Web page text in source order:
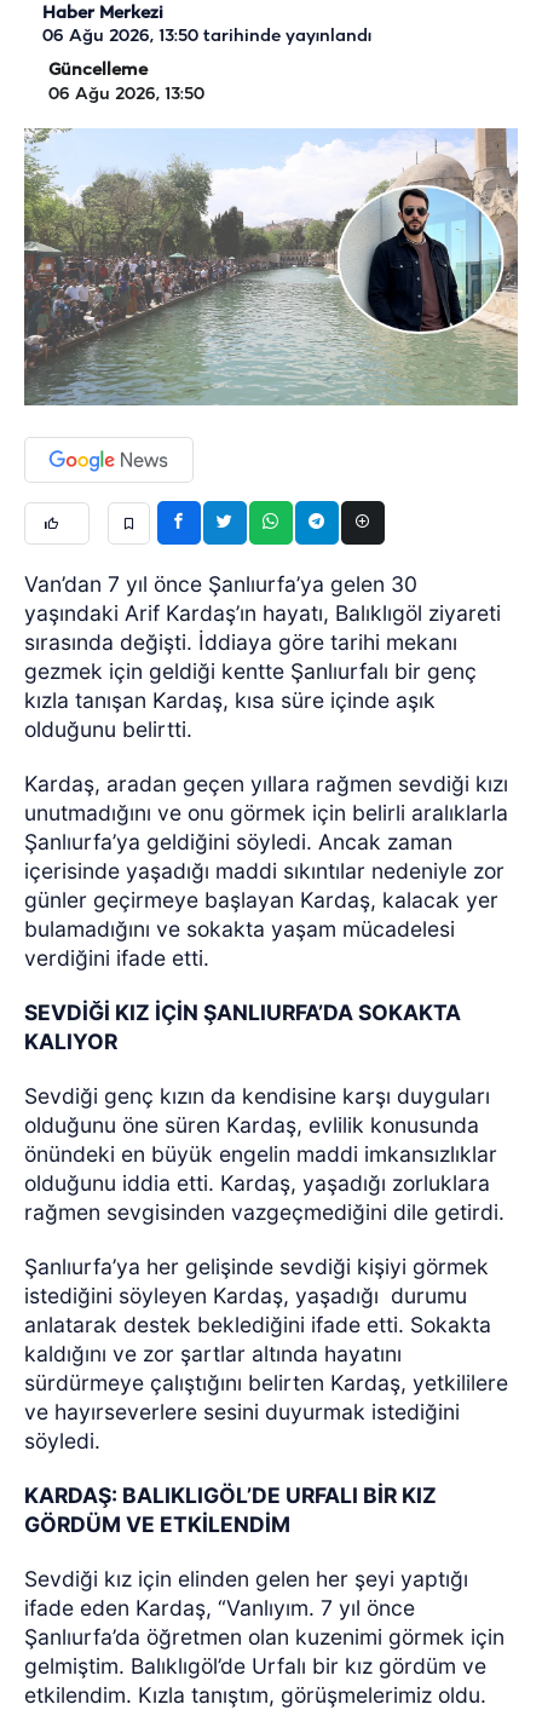
Haber Merkezi
06 Ağu 2026, 13:50 tarihinde yayınlandı
Güncelleme
06 Ağu 2026, 13:50
Van’dan 7 yıl önce Şanlıurfa’ya gelen 30
yaşındaki Arif Kardaş’ın hayatı, Balıklıgöl ziyareti
sırasında değişti. İddiaya göre tarihi mekanı
gezmek için geldiği kentte Şanlıurfalı bir genç
kızla tanışan Kardaş, kısa süre içinde aşık
olduğunu belirtti.
Kardaş, aradan geçen yıllara rağmen sevdiği kızı
unutmadığını ve onu görmek için belirli aralıklarla
Şanlıurfa’ya geldiğini söyledi. Ancak zaman
içerisinde yaşadığı maddi sıkıntılar nedeniyle zor
günler geçirmeye başlayan Kardaş, kalacak yer
bulamadığını ve sokakta yaşam mücadelesi
verdiğini ifade etti.
SEVDİĞİ KIZ İÇİN ŞANLIURFA’DA SOKAKTA
KALIYOR
Sevdiği genç kızın da kendisine karşı duyguları
olduğunu öne süren Kardaş, evlilik konusunda
önündeki en büyük engelin maddi imkansızlıklar
olduğunu iddia etti. Kardaş, yaşadığı zorluklara
rağmen sevgisinden vazgeçmediğini dile getirdi.
Şanlıurfa’ya her gelişinde sevdiği kişiyi görmek
istediğini söyleyen Kardaş, yaşadığı durumu
anlatarak destek beklediğini ifade etti. Sokakta
kaldığını ve zor şartlar altında hayatını
sürdürmeye çalıştığını belirten Kardaş, yetkililere
ve hayırseverlere sesini duyurmak istediğini
söyledi.
KARDAŞ: BALIKLIGÖL’DE URFALI BİR KIZ
GÖRDÜM VE ETKİLENDİM
Sevdiği kız için elinden gelen her şeyi yaptığı
ifade eden Kardaş, “Vanlıyım. 7 yıl önce
Şanlıurfa’da öğretmen olan kuzenimi görmek için
gelmiştim. Balıklıgöl’de Urfalı bir kız gördüm ve
etkilendim. Kızla tanıştım, görüşmelerimiz oldu.